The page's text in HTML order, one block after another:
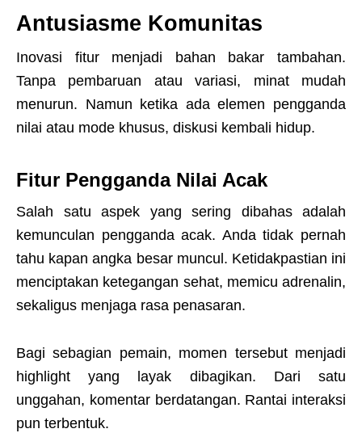
Antusiasme Komunitas
Inovasi fitur menjadi bahan bakar tambahan.
Tanpa pembaruan atau variasi, minat mudah
menurun. Namun ketika ada elemen pengganda
nilai atau mode khusus, diskusi kembali hidup.
Fitur Pengganda Nilai Acak
Salah satu aspek yang sering dibahas adalah
kemunculan pengganda acak. Anda tidak pernah
tahu kapan angka besar muncul. Ketidakpastian ini
menciptakan ketegangan sehat, memicu adrenalin,
sekaligus menjaga rasa penasaran.
Bagi sebagian pemain, momen tersebut menjadi
highlight yang layak dibagikan. Dari satu
unggahan, komentar berdatangan. Rantai interaksi
pun terbentuk.